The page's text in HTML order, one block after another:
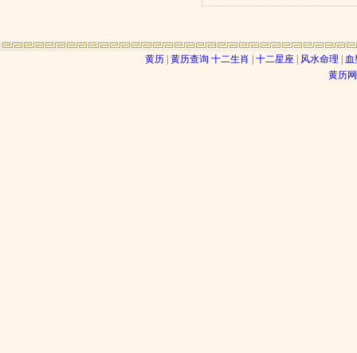
黄历 黄历查询 十二生肖 十二星座 风水命理
血
黄历网